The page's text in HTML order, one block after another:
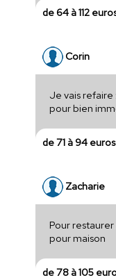
de 64 à 112
Corin
Je vais
pour bien
de 71 à 94 euros
Zacharie
Pour
pour maison
de 78 à 105